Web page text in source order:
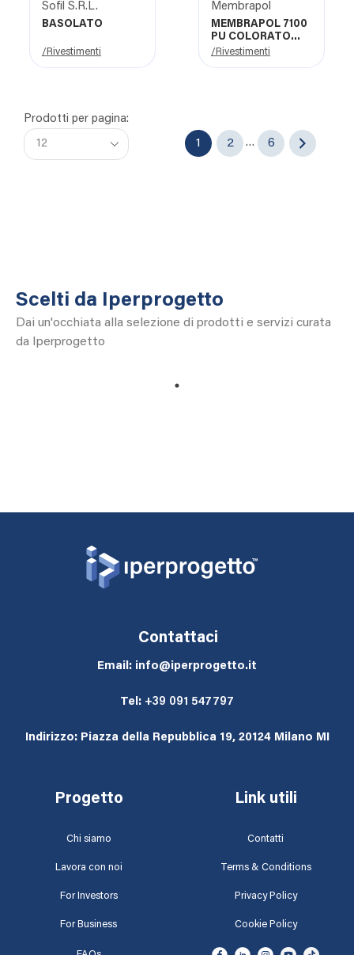
Sofil S.R.L.
BASOLATO
/Rivestimenti
Membrapol
MEMBRAPOL 7100
PU COLORATO
LUCIDO
/Rivestimenti
Prodotti per pagina:
1 2 … 6
Scelti da Iperprogetto
Dai un'occhiata alla selezione di prodotti e servizi curata
da Iperprogetto
1
Contattaci
Email: info@iperprogetto.it
Tel: +39 091 547797
Indirizzo: Piazza della Repubblica 19, 20124 Milano MI
Progetto Link utili
Chi siamo Contatti
Lavora con noi Terms & Conditions
For Investors Privacy Policy
For Business Cookie Policy